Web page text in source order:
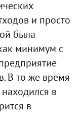
и просто
была
минимум с
В то же время
в
в